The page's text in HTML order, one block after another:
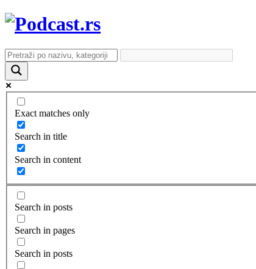
Exact matches only
Search in title
Search in content
Search in posts
Search in pages
Search in posts